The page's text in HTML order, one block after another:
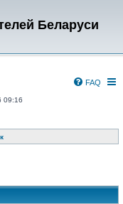
Беларуси
FAQ
09:16